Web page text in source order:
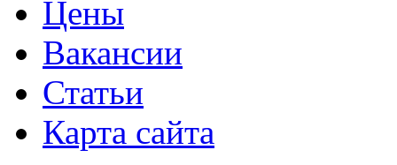
Цены
Вакансии
Статьи
Карта сайта